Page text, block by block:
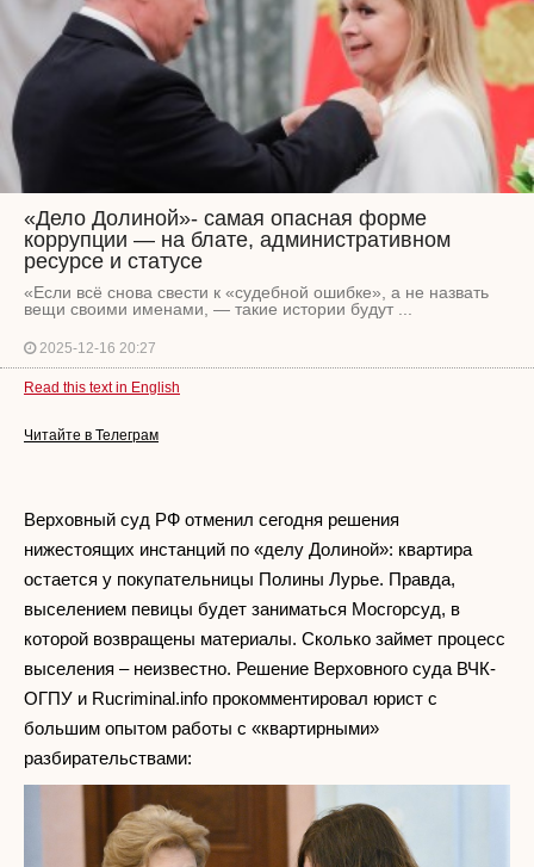
«Дело Долиной»- самая опасная форме
коррупции — на блате, административном
ресурсе и статусе
«Если всё снова свести к «судебной ошибке», а не назвать
вещи своими именами, — такие истории будут ...
2025-12-16 20:27
Read this text in English
Читайте в Телеграм
Верховный суд РФ отменил сегодня решения
нижестоящих инстанций по «делу Долиной»: квартира
остается у покупательницы Полины Лурье. Правда,
выселением певицы будет заниматься Мосгорсуд, в
которой возвращены материалы. Сколько займет процесс
выселения – неизвестно. Решение Верховного суда ВЧК-
ОГПУ и Rucriminal.info прокомментировал юрист с
большим опытом работы с «квартирными»
разбирательствами: